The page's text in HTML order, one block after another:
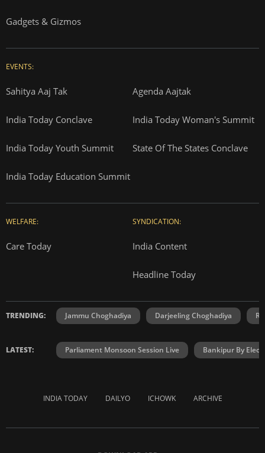
Gadgets & Gizmos
EVENTS:
Sahitya Aaj Tak Agenda Aajtak
India Today Conclave India Today Woman's Summit
India Today Youth Summit State Of The States Conclave
India Today Education Summit
WELFARE:
Care Today
SYNDICATION:
India Content
Headline Today
TRENDING: Jammu Choghadiya Darjeeling Choghadiya
LATEST: Parliament Monsoon Session Live Bankipur By
INDIA TODAY DAILYO ICHOWK ARCHIVE